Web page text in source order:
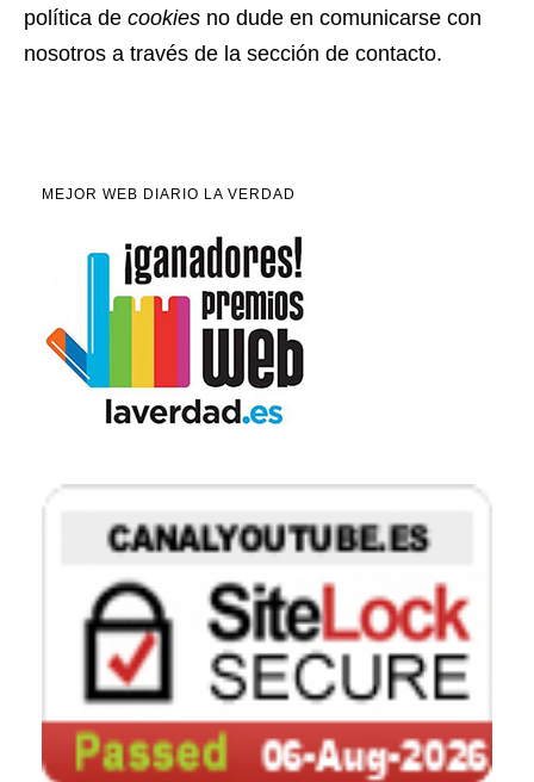
política de cookies no dude en comunicarse con
nosotros a través de la sección de contacto.
MEJOR WEB DIARIO LA VERDAD